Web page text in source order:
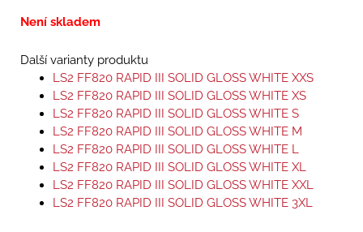
Není skladem
Další varianty produktu
LS2 FF820 RAPID III SOLID GLOSS WHITE XXS
LS2 FF820 RAPID III SOLID GLOSS WHITE XS
LS2 FF820 RAPID III SOLID GLOSS WHITE S
LS2 FF820 RAPID III SOLID GLOSS WHITE M
LS2 FF820 RAPID III SOLID GLOSS WHITE L
LS2 FF820 RAPID III SOLID GLOSS WHITE XL
LS2 FF820 RAPID III SOLID GLOSS WHITE XXL
LS2 FF820 RAPID III SOLID GLOSS WHITE 3XL